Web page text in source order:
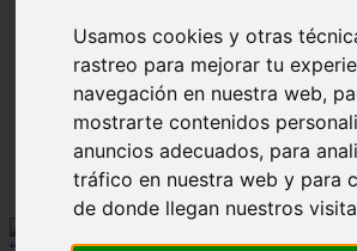
Usamos cookies y otras
rastreo para mejorar tu
navegación en nuestra web,
mostrarte contenidos
anuncios adecuados, para
tráfico en nuestra web y para
de donde llegan nuestros
13 mejores árboles resistentes al
defendible